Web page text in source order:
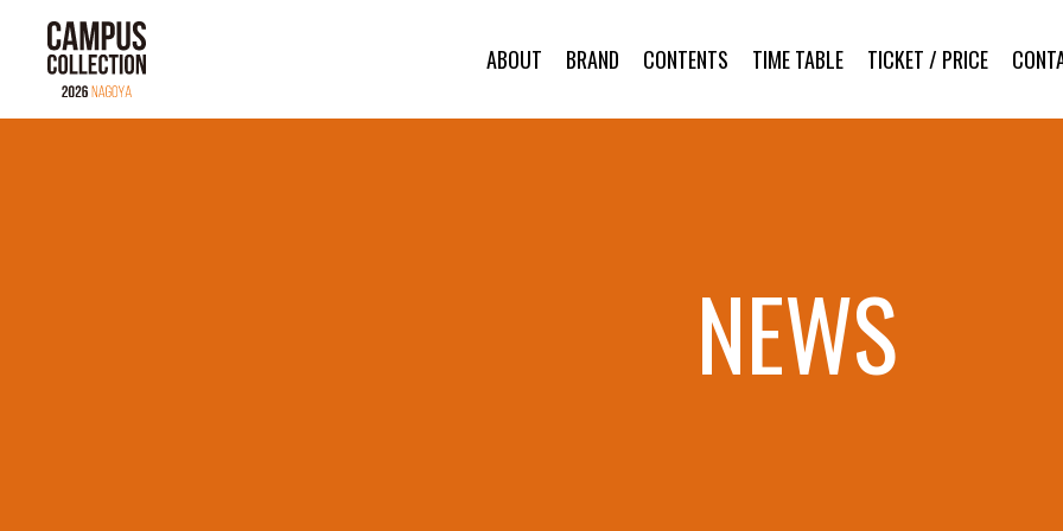
ABOUT BRAND CONTENTS TIME TABLE TICKET / PRICE
ABOUT
NEWS